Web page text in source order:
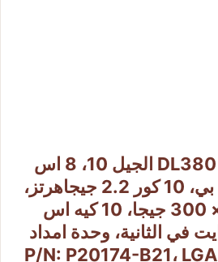
خادم اتش بي اي DL380 الجيل 10، 8 اس
اس اف، 4210 1 بي، 10 كور 2.2 جيجاهرتز،
32 جيجا رام، 3 × 300 جيجا، 10 كيه اس
جيجابايت في الثانية، وحدة امداد
طاقة 500 واط، P/N: P20174-B21، LGA